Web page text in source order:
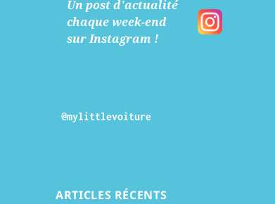
Un post d'actualité
chaque week-end
sur Instagram !
@mylittlevoiture
ARTICLES RÉCENTS